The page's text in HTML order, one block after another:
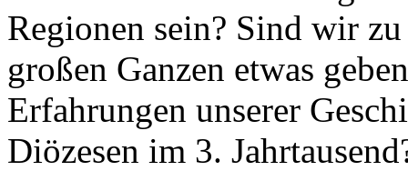
Regionen sein? Sind wir
großen Ganzen etwas
Erfahrungen unserer
Diözesen im 3.